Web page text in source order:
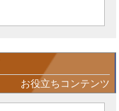
お役立ちコンテンツ